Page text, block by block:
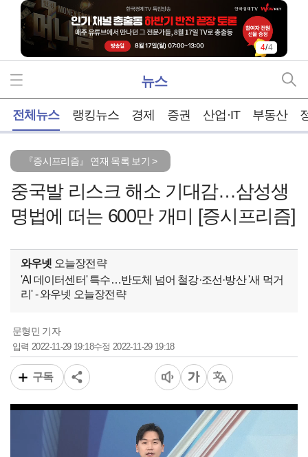
4/4
뉴스
전체뉴스 랭킹뉴스 경제 증권 산업·IT 부동산
『증시프리즘』 연재 목록 보기 >
중국발 리스크 해소 기대감…삼성생
명법에 떠는 600만 개미 [증시프리즘]
와우넷 오늘장전략
'AI 데이터센터' 특수…반도체 넘어 철강·조선·방산 '새 먹거
리' - 와우넷 오늘장전략
문형민 기자
입력2022-11-29 19:18수정 2022-11-29 19:18
구독